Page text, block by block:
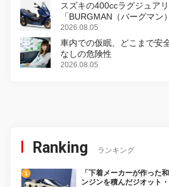
スズキの400ccラグジュア
「BURGMAN（バーグマン
変更し、8月18日に発売
2026.08.05
車内での仮眠、どこまで安
なしの危険性
2026.08.05
Ranking ランキング
「下着メーカーが作った
ンジンを積んだジオット